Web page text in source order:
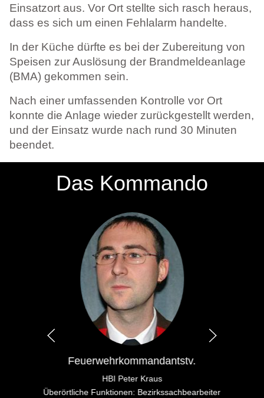
Einsatzort aus. Vor Ort stellte sich rasch heraus,
dass es sich um einen Fehlalarm handelte.
In der Küche dürfte es bei der Zubereitung von
Speisen zur Auslösung der Brandmeldeanlage
(BMA) gekommen sein.
Nach einer umfassenden Kontrolle vor Ort
konnte die Anlage wieder zurückgestellt werden,
und der Einsatz wurde nach rund 30 Minuten
beendet.
Das Kommando
Feuerwehrkommandantstv.
HBI Peter Kraus
Überörtliche Funktionen: Bezirkssachbearbeiter